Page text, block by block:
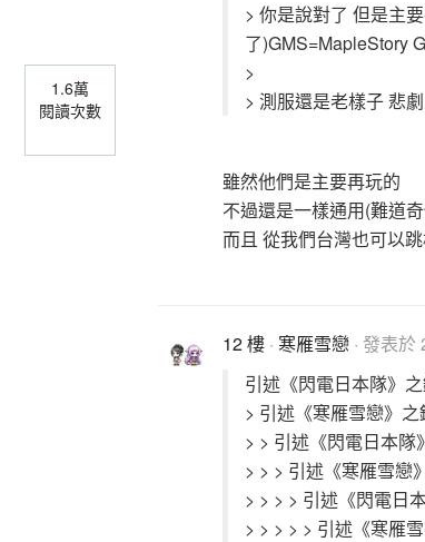
1.6萬
閱讀次數
> 你是說對了 但是主
了)GMS=MapleStory
>
> 測服還是老樣子 悲劇
雖然他們是主要再玩的
不過還是一樣通用(難道
而且 從我們台灣也可以
12 樓 · 寒雁雪戀 · 發表於
引述《閃電日本隊》之
> 引述《寒雁雪戀》之
> > 引述《閃電日本隊
> > > 引述《寒雁雪戀
> > > > 引述《閃電日
> > > > > 引述《寒雁